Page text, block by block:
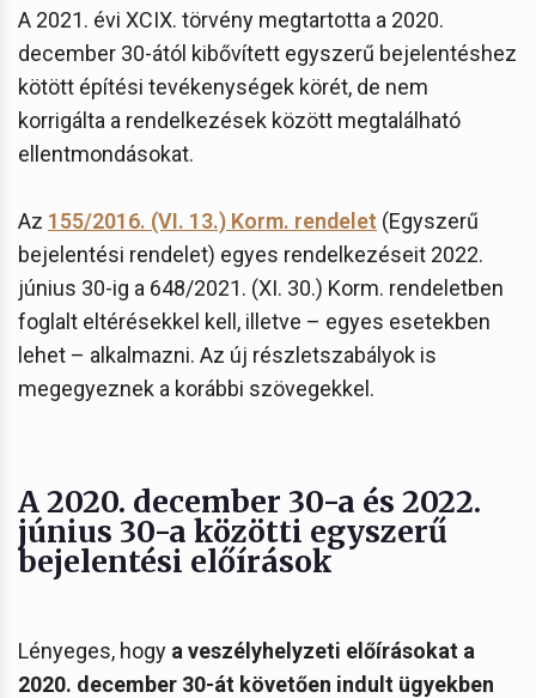
A 2021. évi XCIX. törvény megtartotta a 2020.
december 30-ától kibővített egyszerű bejelentéshez
kötött építési tevékenységek körét, de nem
korrigálta a rendelkezések között megtalálható
ellentmondásokat.
Az 155/2016. (VI. 13.) Korm. rendelet (Egyszerű
bejelentési rendelet) egyes rendelkezéseit 2022.
június 30-ig a 648/2021. (XI. 30.) Korm. rendeletben
foglalt eltérésekkel kell, illetve – egyes esetekben
lehet – alkalmazni. Az új részletszabályok is
megegyeznek a korábbi szövegekkel.
A 2020. december 30-a és 2022.
június 30-a közötti egyszerű
bejelentési előírások
Lényeges, hogy a veszélyhelyzeti előírásokat a
2020. december 30-át követően indult ügyekben